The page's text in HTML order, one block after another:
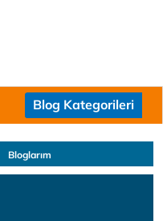
Blog Kategorileri
Bloglarım